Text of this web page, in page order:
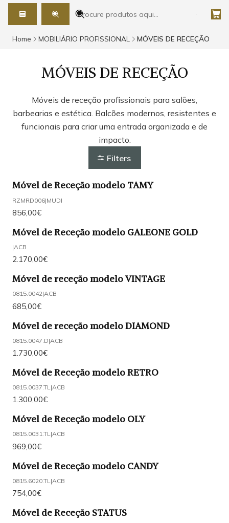
Home MOBILIÁRIO PROFISSIONAL MÓVEIS DE RECEÇÃO
MÓVEIS DE RECEÇÃO
Móveis de receção profissionais para salões,
barbearias e estética. Balcões modernos, resistentes e
funcionais para criar uma entrada organizada e de
impacto.
Filters
Móvel de Receção modelo TAMY
RZMRD006|MUDI
856,00€
Móvel de Receção modelo GALEONE GOLD
|ACB
2.170,00€
Móvel de receção modelo VINTAGE
0815.0042|ACB
685,00€
Móvel de receção modelo DIAMOND
0815.0047.D|ACB
1.730,00€
Móvel de Receção modelo RETRO
0815.0037.TL|ACB
1.300,00€
Móvel de Receção modelo OLY
0815.0031.TL|ACB
969,00€
Móvel de Receção modelo CANDY
0815.6020.TL |ACB
754,00€
Móvel de Receção STATUS